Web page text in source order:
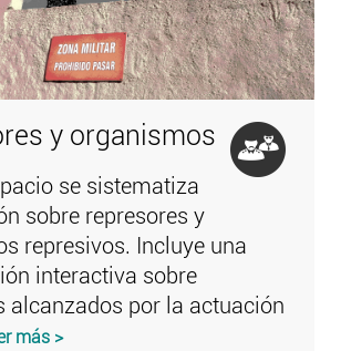
y organismos
se sistematiza
sobre represores y
represivos. Incluye una
interactiva sobre
alcanzados por la actuación
más >